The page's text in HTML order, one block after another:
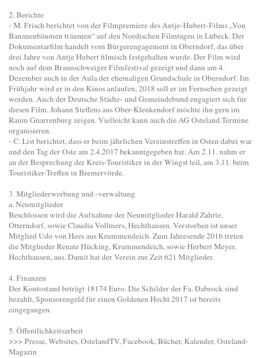
2. Berichte
- M. Frisch berichtet von der Filmpremiere des Antje-Hubert-Films „Von
Bananenbäumen träumen“ auf den Nordischen Filmtagen in Lübeck. Der
Dokumentarfilm handelt vom Bürgerengagement in Oberndorf, das über
drei Jahre von Antje Hubert filmisch festgehalten wurde. Der Film wird
noch auf dem Braunschweiger Filmfestival gezeigt und dann am 4.
Dezember auch in der Aula der ehemaligen Grundschule in Oberndorf. Im
Frühjahr wird er in den Kinos anlaufen, 2018 soll er im Fernsehen gezeigt
werden. Auch der Deutsche Städte- und Gemeindebund engagiert sich für
diesen Film. Johann Steffens aus Ober-Klenkendorf möchte ihn gern im
Raum Gnarrenburg zeigen. Vielleicht kann auch die AG Osteland Termine
organisieren.
- C. List berichtet, dass er beim jährlichen Vereinstreffen in Osten dabei war
und den Tag der Oste am 2.4.2017 bekanntgegeben hat. Am 2.11. nahm er
an der Besprechung der Kreis-Touristiker in der Wingst teil, am 3.11. beim
Touristiker-Treffen in Bremervörde.
3. Mitgliederwerbung und -verwaltung
a. Neumitglieder
Beschlossen wird die Aufnahme der Neumitglieder Harald Zahrte,
Otterndorf, sowie Claudia Vollmers, Hechthausen. Verstorben ist unser
Mitglied Udo von Hees aus Krummendeich. Zum Jahresende 2016 treten
die Mitglieder Renate Hücking, Krummendeich, sowie Herbert Meyer,
Hechthausen, aus. Damit hat der Verein zur Zeit 621 Mitglieder.
4. Finanzen
Der Kontostand beträgt 18174 Euro. Die Schilder der Fa. Dabrock sind
bezahlt, Sponsorengeld für einen Goldenen Hecht 2017 ist bereits
eingegangen.
5. Öffentlichkeitsarbeit
>>> Presse, Websites, OstelandTV, Facebook, Bücher, Kalender, Osteland-
Magazin